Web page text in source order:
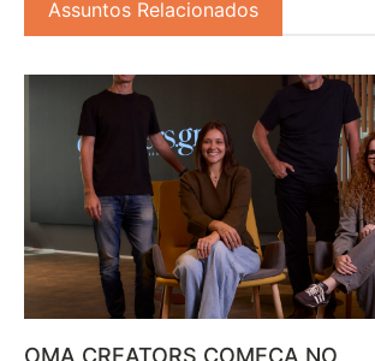
Assuntos Relacionados
OMA CREATORS COMEÇA NO